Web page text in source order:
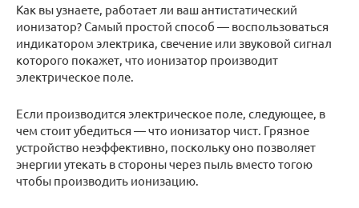
Как вы узнаете, работает ли ваш антистатический
ионизатор? Самый простой способ — воспользоваться
индикатором электрика, свечение или звуковой сигнал
которого покажет, что ионизатор производит
электрическое поле.
Если производится электрическое поле, следующее, в
чем стоит убедиться — что ионизатор чист. Грязное
устройство неэффективно, поскольку оно позволяет
энергии утекать в стороны через пыль вместо тогою
чтобы производить ионизацию.